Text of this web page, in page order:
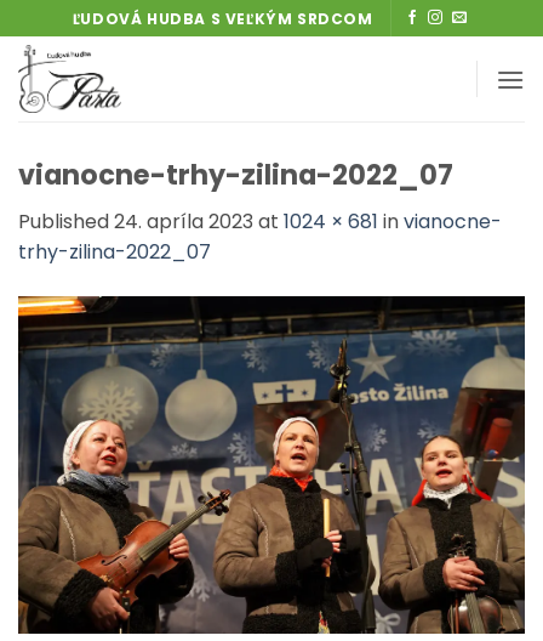
to
content
ĽUDOVÁ HUDBA S VEĽKÝM SRDCOM
vianocne-trhy-zilina-2022_07
Published24. apríla 2023 at 1024 × 681 invianocne-
trhy-zilina-2022_07